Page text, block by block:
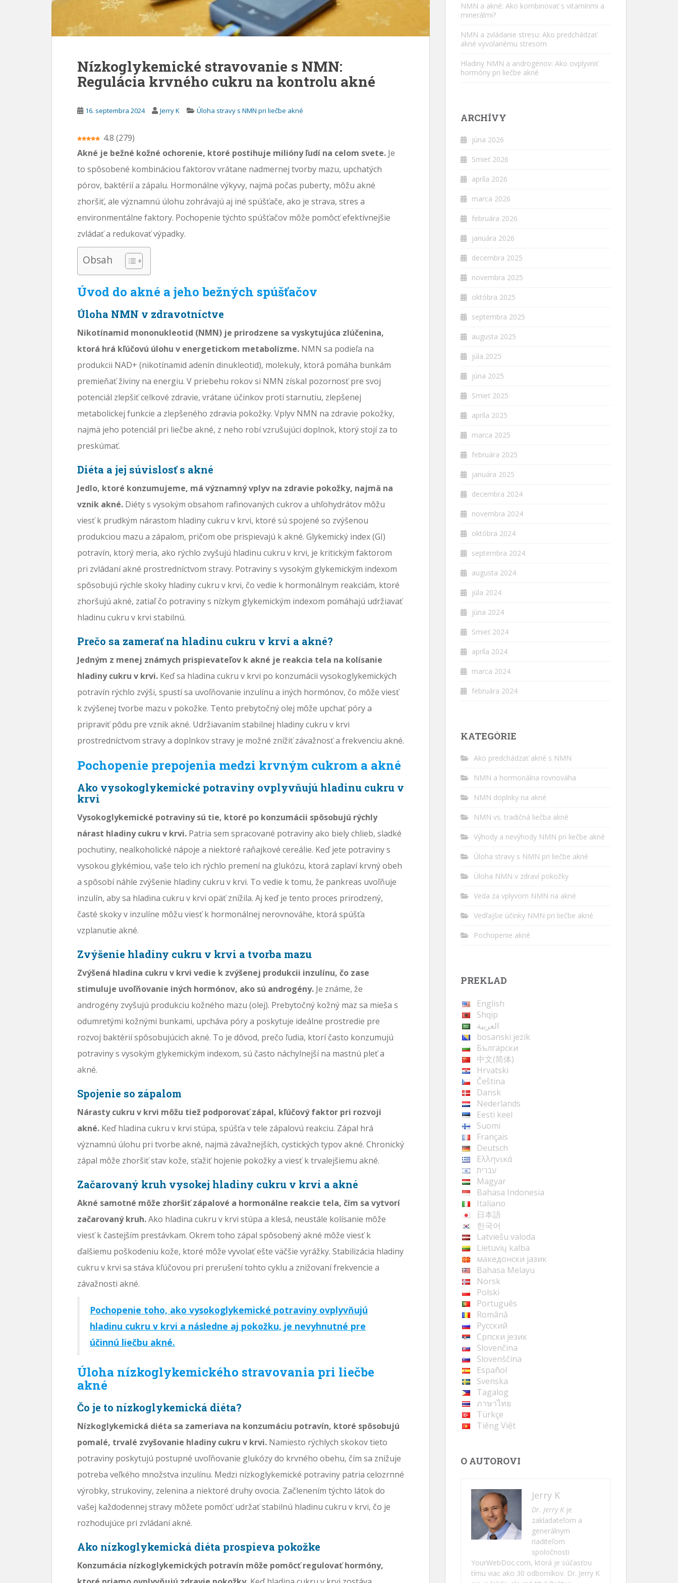
Nízkoglykemické stravovanie s NMN:
Regulácia krvného cukru na kontrolu akné
16. septembra 2024 Jerry K Úloha stravy s NMN pri liečbe akné
4.8 (279)
Akné je bežné kožné ochorenie, ktoré postihuje milióny ľudí na celom svete. Je
to spôsobené kombináciou faktorov vrátane nadmernej tvorby mazu, upchatých
pórov, baktérií a zápalu. Hormonálne výkyvy, najmä počas puberty, môžu akné
zhoršiť, ale významnú úlohu zohrávajú aj iné spúšťače, ako je strava, stres a
environmentálne faktory. Pochopenie týchto spúšťačov môže pomôcť efektívnejšie
zvládať a redukovať výpadky.
Obsah
Úvod do akné a jeho bežných spúšťačov
Úloha NMN v zdravotníctve
Nikotínamid mononukleotid (NMN) je prirodzene sa vyskytujúca zlúčenina,
ktorá hrá kľúčovú úlohu v energetickom metabolizme. NMN sa podieľa na
produkcii NAD+ (nikotínamid adenín dinukleotid), molekuly, ktorá pomáha bunkám
premieňať živiny na energiu. V priebehu rokov si NMN získal pozornosť pre svoj
potenciál zlepšiť celkové zdravie, vrátane účinkov proti starnutiu, zlepšenej
metabolickej funkcie a zlepšeného zdravia pokožky. Vplyv NMN na zdravie pokožky,
najmä jeho potenciál pri liečbe akné, z neho robí vzrušujúci doplnok, ktorý stojí za to
preskúmať.
Diéta a jej súvislosť s akné
Jedlo, ktoré konzumujeme, má významný vplyv na zdravie pokožky, najmä na
vznik akné. Diéty s vysokým obsahom rafinovaných cukrov a uhľohydrátov môžu
viesť k prudkým nárastom hladiny cukru v krvi, ktoré sú spojené so zvýšenou
produkciou mazu a zápalom, pričom obe prispievajú k akné. Glykemický index (GI)
potravín, ktorý meria, ako rýchlo zvyšujú hladinu cukru v krvi, je kritickým faktorom
pri zvládaní akné prostredníctvom stravy. Potraviny s vysokým glykemickým indexom
spôsobujú rýchle skoky hladiny cukru v krvi, čo vedie k hormonálnym reakciám, ktoré
zhoršujú akné, zatiaľ čo potraviny s nízkym glykemickým indexom pomáhajú udržiavať
hladinu cukru v krvi stabilnú.
Prečo sa zamerať na hladinu cukru v krvi a akné?
Jedným z menej známych prispievateľov k akné je reakcia tela na kolísanie
hladiny cukru v krvi. Keď sa hladina cukru v krvi po konzumácii vysokoglykemických
potravín rýchlo zvýši, spustí sa uvoľňovanie inzulínu a iných hormónov, čo môže viesť
k zvýšenej tvorbe mazu v pokožke. Tento prebytočný olej môže upchať póry a
pripraviť pôdu pre vznik akné. Udržiavaním stabilnej hladiny cukru v krvi
prostredníctvom stravy a doplnkov stravy je možné znížiť závažnosť a frekvenciu akné.
Pochopenie prepojenia medzi krvným cukrom a akné
Ako vysokoglykemické potraviny ovplyvňujú hladinu cukru v
krvi
Vysokoglykemické potraviny sú tie, ktoré po konzumácii spôsobujú rýchly
nárast hladiny cukru v krvi. Patria sem spracované potraviny ako biely chlieb, sladké
pochutiny, nealkoholické nápoje a niektoré raňajkové cereálie. Keď jete potraviny s
vysokou glykémiou, vaše telo ich rýchlo premení na glukózu, ktorá zaplaví krvný obeh
a spôsobí náhle zvýšenie hladiny cukru v krvi. To vedie k tomu, že pankreas uvoľňuje
inzulín, aby sa hladina cukru v krvi opäť znížila. Aj keď je tento proces prirodzený,
časté skoky v inzulíne môžu viesť k hormonálnej nerovnováhe, ktorá spúšťa
vzplanutie akné.
Zvýšenie hladiny cukru v krvi a tvorba mazu
Zvýšená hladina cukru v krvi vedie k zvýšenej produkcii inzulínu, čo zase
stimuluje uvoľňovanie iných hormónov, ako sú androgény. Je známe, že
androgény zvyšujú produkciu kožného mazu (olej). Prebytočný kožný maz sa mieša s
odumretými kožnými bunkami, upcháva póry a poskytuje ideálne prostredie pre
rozvoj baktérií spôsobujúcich akné. To je dôvod, prečo ľudia, ktorí často konzumujú
potraviny s vysokým glykemickým indexom, sú často náchylnejší na mastnú pleť a
akné.
Spojenie so zápalom
Nárasty cukru v krvi môžu tiež podporovať zápal, kľúčový faktor pri rozvoji
akné. Keď hladina cukru v krvi stúpa, spúšťa v tele zápalovú reakciu. Zápal hrá
významnú úlohu pri tvorbe akné, najmä závažnejších, cystických typov akné. Chronický
zápal môže zhoršiť stav kože, sťažiť hojenie pokožky a viesť k trvalejšiemu akné.
Začarovaný kruh vysokej hladiny cukru v krvi a akné
Akné samotné môže zhoršiť zápalové a hormonálne reakcie tela, čím sa vytvorí
začarovaný kruh.Ako hladina cukru v krvi stúpa a klesá, neustále kolísanie môže
viesť k častejším prestávkam. Okrem toho zápal spôsobený akné môže viesť k
ďalšiemu poškodeniu kože, ktoré môže vyvolať ešte väčšie vyrážky. Stabilizácia hladiny
cukru v krvi sa stáva kľúčovou pri prerušení tohto cyklu a znižovaní frekvencie a
závažnosti akné.
Pochopenie toho, ako vysokoglykemické potraviny ovplyvňujú
hladinu cukru v krvi a následne aj pokožku, je nevyhnutné pre
účinnú liečbu akné.
Úloha nízkoglykemického stravovania pri liečbe
akné
Čo je to nízkoglykemická diéta?
Nízkoglykemická diéta sa zameriava na konzumáciu potravín, ktoré spôsobujú
pomalé, trvalé zvyšovanie hladiny cukru v krvi. Namiesto rýchlych skokov tieto
potraviny poskytujú postupné uvoľňovanie glukózy do krvného obehu, čím sa znižuje
potreba veľkého množstva inzulínu. Medzi nízkoglykemické potraviny patria celozrnné
výrobky, strukoviny, zelenina a niektoré druhy ovocia. Začlenením týchto látok do
vašej každodennej stravy môžete pomôcť udržať stabilnú hladinu cukru v krvi, čo je
rozhodujúce pri zvládaní akné.
Ako nízkoglykemická diéta prospieva pokožke
Konzumácia nízkoglykemických potravín môže pomôcť regulovať hormóny,
NMN a akné: Ako kombinovať s vitamínmi a
minerálmi?
NMN a zvládanie stresu: Ako predchádzať
akné vyvolanému stresom
Hladiny NMN a androgénov: Ako ovplyvniť
hormóny pri liečbe akné
ARCHÍVY
júna 2026
Smieť 2026
apríla 2026
marca 2026
februára 2026
januára 2026
decembra 2025
novembra 2025
októbra 2025
septembra 2025
augusta 2025
júla 2025
júna 2025
Smieť 2025
apríla 2025
marca 2025
februára 2025
januára 2025
decembra 2024
novembra 2024
októbra 2024
septembra 2024
augusta 2024
júla 2024
júna 2024
Smieť 2024
apríla 2024
marca 2024
februára 2024
KATEGÓRIE
Ako predchádzať akné s NMN
NMN a hormonálna rovnováha
NMN doplnky na akné
NMN vs. tradičná liečba akné
Výhody a nevýhody NMN pri liečbe akné
Úloha stravy s NMN pri liečbe akné
Úloha NMN v zdraví pokožky
Veda za vplyvom NMN na akné
Vedľajšie účinky NMN pri liečbe akné
Pochopenie akné
PREKLAD
English
Shqip
العربية
bosanski jezik
Български
中文(简体)
Hrvatski
Čeština
Dansk
Nederlands
Eesti keel
Suomi
Français
Deutsch
Ελληνικά
עברית
Magyar
Bahasa Indonesia
Italiano
日本語
한국어
Latviešu valoda
Lietuvių kalba
македонски јазик
Bahasa Melayu
Norsk
Polski
Português
Română
Русский
Cрпски језик
Slovenčina
Slovenščina
Español
Svenska
Tagalog
ภาษาไทย
Türkçe
Tiếng Việt
O AUTOROVI
Jerry K
Dr. Jerry Kje
zakladateľom a
generálnym
riaditeľom
spoločnosti
YourWebDoc.com, ktorá je súčasťou
tímu viac ako 30 odborníkov. Dr. Jerry K